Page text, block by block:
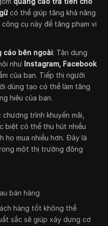
có thể giúp tăng khả năng
cụ này để tăng phạm vi
cáo bên ngoài: Tận dụng
như Instagram, Facebook
của bạn. Tiếp thị người
dùng tạo có thể làm tăng
hiệu của bạn.
trình khuyến mãi,
biệt có thể thu hút nhiều
họ mua nhiều hơn. Đây là
một thị trường đông
bán hàng
hàng tốt không thể
sắc sẽ giúp xây dựng cơ